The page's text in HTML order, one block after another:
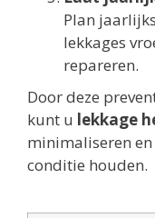
Plan
lekkages
repareren.
Door deze
kunt u lekkage
minimaliseren
conditie houden.